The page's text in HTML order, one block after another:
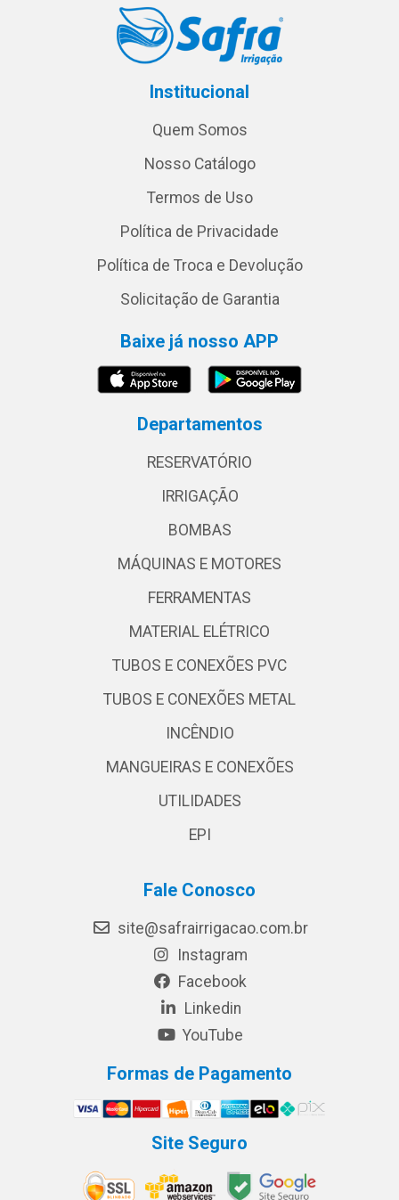
Institucional
Quem Somos
Nosso Catálogo
Termos de Uso
Política de Privacidade
Política de Troca e Devolução
Solicitação de Garantia
Baixe já nosso APP
Departamentos
RESERVATÓRIO
IRRIGAÇÃO
BOMBAS
MÁQUINAS E MOTORES
FERRAMENTAS
MATERIAL ELÉTRICO
TUBOS E CONEXÕES PVC
TUBOS E CONEXÕES METAL
INCÊNDIO
MANGUEIRAS E CONEXÕES
UTILIDADES
EPI
Fale Conosco
site@safrairrigacao.com.br
Instagram
Facebook
Linkedin
YouTube
Formas de Pagamento
Site Seguro